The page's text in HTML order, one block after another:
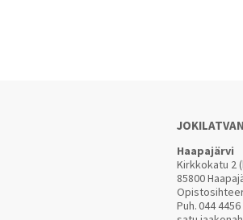
Haapajärvi
Kirkkokatu 2
85800
Puh.044 4456